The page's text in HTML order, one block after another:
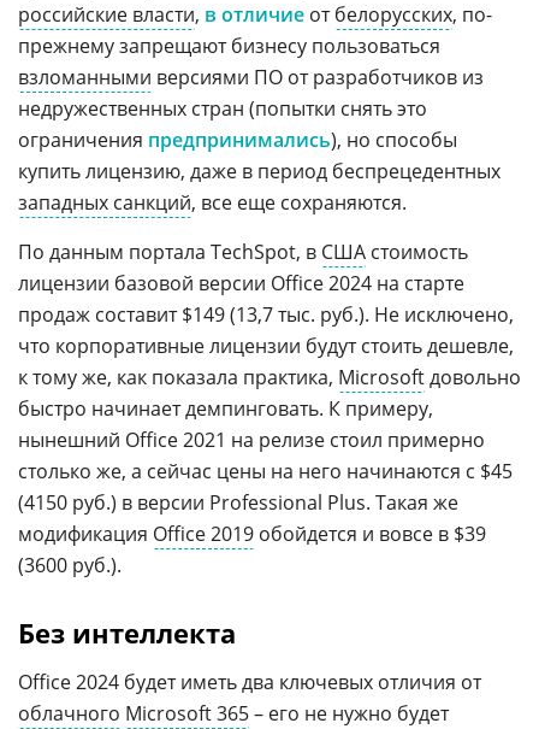
российские власти, в отличие отбелорусских, по-
прежнему запрещают бизнесу пользоваться
взломанными версиями ПО от разработчиков из
недружественных стран (попытки снять это
ограничения предпринимались), но способы
купить лицензию, даже в период беспрецедентных
западных санкций, все еще сохраняются.
По данным портала TechSpot, в США стоимость
лицензии базовой версии Office 2024 на старте
продаж составит $149 (13,7 тыс. руб.). Не исключено,
что корпоративные лицензии будут стоить дешевле,
к тому же, как показала практика, Microsoftдовольно
быстро начинает демпинговать. К примеру,
нынешний Office 2021 на релизе стоил примерно
столько же, а сейчас цены на него начинаются с $45
(4150 руб.) в версии Professional Plus. Такая же
модификация Office 2019 обойдется и вовсе в $39
(3600 руб.).
Без интеллекта
Office 2024 будет иметь два ключевых отличия от
облачного Microsoft 365– его не нужно будет